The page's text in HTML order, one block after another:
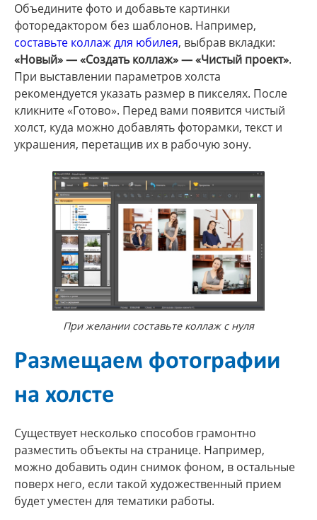
Объедините фото и добавьте картинки
фоторедактором без шаблонов. Например,
составьте коллаж для юбилея, выбрав вкладки:
«Новый» — «Создать коллаж» — «Чистый проект».
При выставлении параметров холста
рекомендуется указать размер в пикселях. После
кликните «Готово». Перед вами появится чистый
холст, куда можно добавлять фоторамки, текст и
украшения, перетащив их в рабочую зону.
При желании составьте коллаж с нуля
Размещаем фотографии
на холсте
Существует несколько способов грамонтно
разместить объекты на странице. Например,
можно добавить один снимок фоном, в остальные
поверх него, если такой художественный прием
будет уместен для тематики работы.